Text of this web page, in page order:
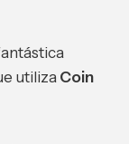
utiliza Coin